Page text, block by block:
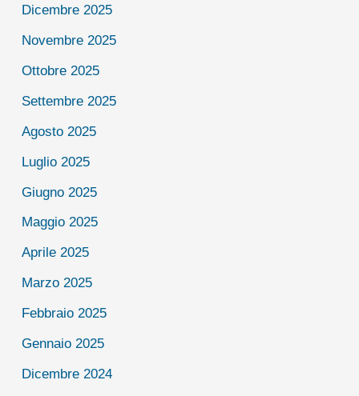
Dicembre 2025
Novembre 2025
Ottobre 2025
Settembre 2025
Agosto 2025
Luglio 2025
Giugno 2025
Maggio 2025
Aprile 2025
Marzo 2025
Febbraio 2025
Gennaio 2025
Dicembre 2024